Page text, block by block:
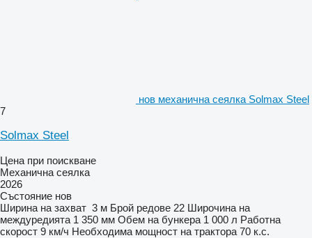
нов механична сеялка Solmax Steel
7
Solmax Steel
Цена при поискване
Механична сеялка
2026
Състояние нов
Ширина на захват 3 м Брой редове 22 Широчина на
междуредията 1 350 мм Обем на бункера 1 000 л Работна
скорост 9 км/ч Необходима мощност на трактора 70 к.с.